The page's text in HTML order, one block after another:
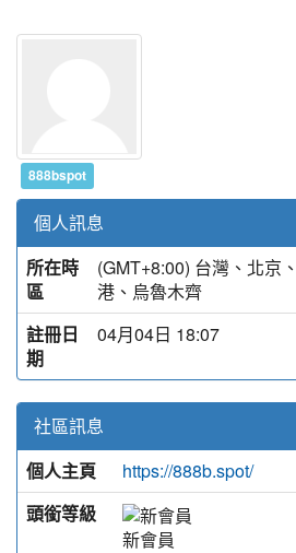
888bspot
個人訊息
所在時
區
(GMT+8:00) 台灣、北京
港、烏魯木齊
註冊日
期
04月04日 18:07
社區訊息
個人主頁
https://888b.spot/
頭銜等級
新會員